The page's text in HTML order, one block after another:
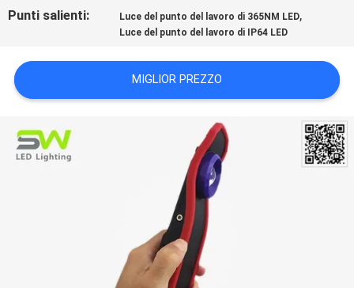
MAPPA
SITO
Punti salienti: Luce del punto del lavoro di 365NM LED,
Luce del punto del lavoro di IP64 LED
MIGLIOR PREZZO